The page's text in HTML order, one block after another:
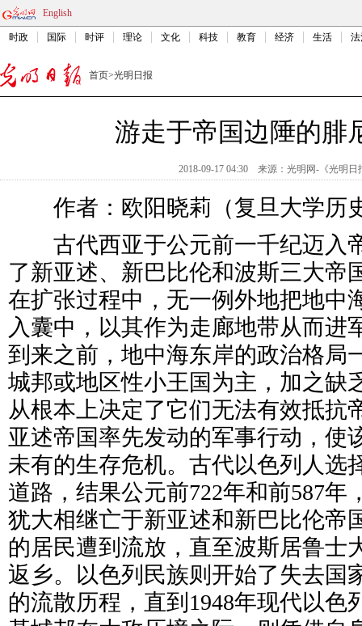
English
时政 国际 时评 理论 文化 科技 教育 经济 生活
首页>光明日报
游走于帝国边陲的腓
2018-09-17 04:30 来源： 光明网-《光明日
作者：欧阳晓莉（复旦大学历
古代西亚于公元前一千纪迈入
了新亚述、新巴比伦和波斯三大帝
在扩张过程中，无一例外地把地中
入囊中，以其作为走廊地带从而进
到来之前，地中海东岸的政治格局
城邦或地区性小王国为主，加之缺
从根本上决定了它们无法有效抵抗
亚述帝国率先发动的军事行动，使
未有的生存危机。古代以色列人选
道路，结果公元前722年和前587年
犹大相继亡于新亚述和新巴比伦帝
的居民遭到流放，直至波斯居鲁士
返乡。以色列民族则开始了失去国
的流散历程，直到1948年现代以色